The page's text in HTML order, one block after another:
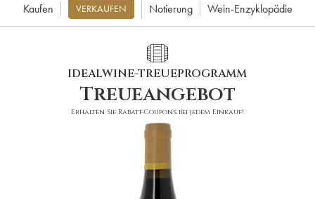
Kaufen VERKAUFEN Notierung Wein-Enzyklopädie
IDEALWINE-TREUEPROGRAMM
Treueangebot
Erhalten Sie Rabatt-Coupons bei jedem Einkauf!